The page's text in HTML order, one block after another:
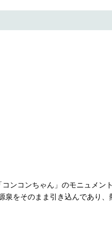
ンコンちゃん」のモニュメン
泉をそのまま引き込んであり、